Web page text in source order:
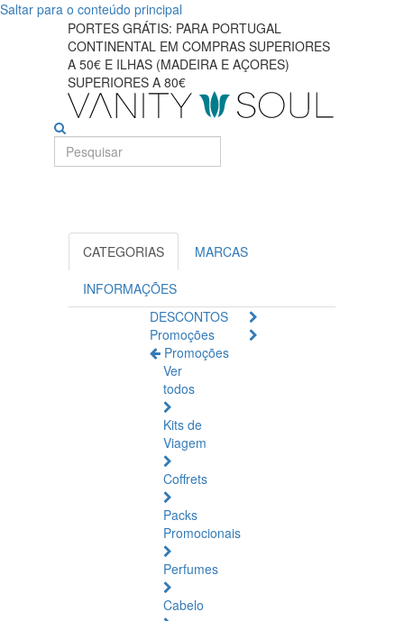
Saltar para o conteúdo principal
Soluções
envelhecimento
eficazes
para
cuidados
PORTES GRÁTIS: PARA PORTUGAL
CONTINENTAL EM COMPRAS SUPERIORES
A 50€ E ILHAS (MADEIRA E AÇORES)
SUPERIORES A 80€
CATEGORIAS MARCAS
INFORMAÇÕES
DESCONTOS
Promoções
Promoções
Ver
todos
Kits de
Viagem
Coffrets
Packs
Promocionais
Perfumes
Cabelo